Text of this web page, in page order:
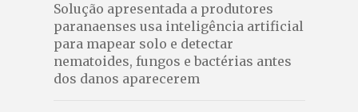
Solução apresentada a produtores
paranaenses usa inteligência artificial
para mapear solo e detectar
nematoides, fungos e bactérias antes
dos danos aparecerem